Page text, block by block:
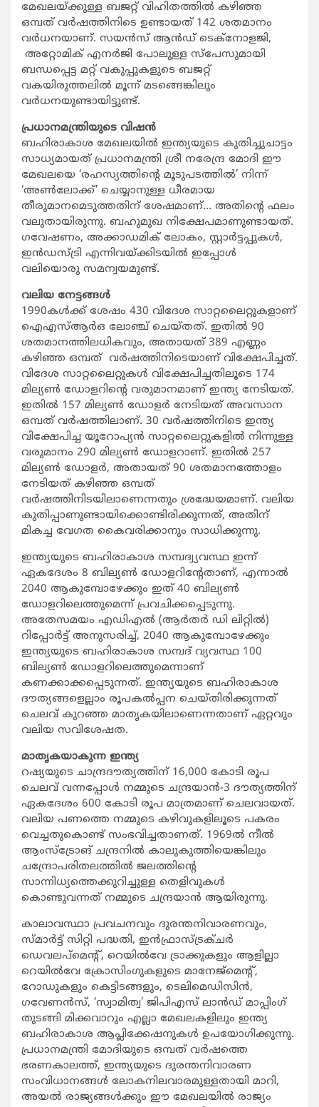
മേഖലയ്ക്കുള്ള ബജറ്റ് വിഹിതത്തില്‍ കഴിഞ്ഞ
ഒമ്പത് വര്‍ഷത്തിനിടെ ഉണ്ടായത് 142 ശതമാനം
വര്‍ധനയാണ്. സയന്‍സ് ആന്‍ഡ് ടെക്‌നോളജി,
അറ്റോമിക് എനര്‍ജി പോലുള്ള സ്‌പേസുമായി
ബന്ധപ്പെട്ട മറ്റ് വകുപ്പുകളുടെ ബജറ്റ്
വകയിരുത്തലില്‍ മൂന്ന് മടങ്ങെങ്കിലും
വര്‍ധനയുണ്ടായിട്ടുണ്ട്.
പ്രധാനമന്ത്രിയുടെ വിഷന്‍
ബഹിരാകാശ മേഖലയില്‍ ഇന്ത്യയുടെ കുതിച്ചുചാട്ടം
സാധ്യമായത് പ്രധാനമന്ത്രി ശ്രീ നരേന്ദ്ര മോദി ഈ
മേഖലയെ ‘രഹസ്യത്തിന്റെ മൂടുപടത്തില്‍’ നിന്ന്
‘അണ്‍ലോക്ക്’ ചെയ്യാനുള്ള ധീരമായ
തീരുമാനമെടുത്തതിന് ശേഷമാണ്… അതിന്റെ ഫലം
വലുതായിരുന്നു. ബഹുമുഖ നിക്ഷേപമാണുണ്ടായത്.
ഗവേഷണം, അക്കാഡമിക് ലോകം, സ്റ്റാര്‍ട്ടപ്പുകള്‍,
ഇന്‍ഡസ്ട്രി എന്നിവയ്ക്കിടയില്‍ ഇപ്പോള്‍
വലിയൊരു സമന്വയമുണ്ട്.
വലിയ നേട്ടങ്ങള്‍
1990കള്‍ക്ക് ശേഷം 430 വിദേശ സാറ്റലൈറ്റുകളാണ്
ഐഎസ്ആര്‍ഒ ലോഞ്ച് ചെയ്തത്. ഇതില്‍ 90
ശതമാനത്തിലധികവും, അതായത് 389 എണ്ണം
കഴിഞ്ഞ ഒമ്പത് വര്‍ഷത്തിനിടെയാണ് വിക്ഷേപിച്ചത്.
വിദേശ സാറ്റലൈറ്റുകള്‍ വിക്ഷേപിച്ചതിലൂടെ 174
മില്യണ്‍ ഡോളറിന്റെ വരുമാനമാണ് ഇന്ത്യ നേടിയത്.
ഇതില്‍ 157 മില്യണ്‍ ഡോളര്‍ നേടിയത് അവസാന
ഒമ്പത് വര്‍ഷത്തിലാണ്. 30 വര്‍ഷത്തിനിടെ ഇന്ത്യ
വിക്ഷേപിച്ച യൂറോപ്യന്‍ സാറ്റലൈറ്റുകളില്‍ നിന്നുള്ള
വരുമാനം 290 മില്യണ്‍ ഡോളറാണ്. ഇതില്‍ 257
മില്യണ്‍ ഡോളര്‍, അതായത് 90 ശതമാനത്തോളം
നേടിയത് കഴിഞ്ഞ ഒമ്പത്
വര്‍ഷത്തിനിടയിലാണെന്നതും ശ്രദ്ധേയമാണ്. വലിയ
കുതിപ്പാണുണ്ടായിക്കൊണ്ടിരിക്കുന്നത്, അതിന്
മികച്ച വേഗത കൈവരിക്കാനും സാധിക്കുന്നു.
ഇന്ത്യയുടെ ബഹിരാകാശ സമ്പദ്വ്യവസ്ഥ ഇന്ന്
ഏകദേശം 8 ബില്യണ്‍ ഡോളറിന്റേതാണ്, എന്നാല്‍
2040 ആകുമ്പോഴേക്കും ഇത് 40 ബില്യണ്‍
ഡോളറിലെത്തുമെന്ന് പ്രവചിക്കപ്പെടുന്നു.
അതേസമയം എഡിഎല്‍ (ആര്‍തര്‍ ഡി ലിറ്റില്‍)
റിപ്പോര്‍ട്ട് അനുസരിച്ച്, 2040 ആകുമ്പോഴേക്കും
ഇന്ത്യയുടെ ബഹിരാകാശ സമ്പദ് വ്യവസ്ഥ 100
ബില്യണ്‍ ഡോളറിലെത്തുമെന്നാണ്
കണക്കാക്കപ്പെടുന്നത്. ഇന്ത്യയുടെ ബഹിരാകാശ
ദൗത്യങ്ങളെല്ലാം രൂപകല്‍പ്പന ചെയ്തിരിക്കുന്നത്
ചെലവ് കുറഞ്ഞ മാതൃകയിലാണെന്നതാണ് ഏറ്റവും
വലിയ സവിശേഷത.
മാതൃകയാകുന്ന ഇന്ത്യ
റഷ്യയുടെ ചാന്ദ്രദൗത്യത്തിന് 16,000 കോടി രൂപ
ചെലവ് വന്നപ്പോള്‍ നമ്മുടെ ചന്ദ്രയാന്‍-3 ദൗത്യത്തിന്
ഏകദേശം 600 കോടി രൂപ മാത്രമാണ് ചെലവായത്.
വലിയ പണത്തെ നമ്മുടെ കഴിവുകളിലൂടെ പകരം
വെച്ചതുകൊണ്ട് സംഭവിച്ചതാണത്. 1969ല്‍ നീല്‍
ആംസ്ട്രോങ് ചന്ദ്രനില്‍ കാലുകുത്തിയെങ്കിലും
ചന്ദ്രോപരിതലത്തില്‍ ജലത്തിന്റെ
സാന്നിധ്യത്തെക്കുറിച്ചുള്ള തെളിവുകള്‍
കൊണ്ടുവന്നത് നമ്മുടെ ചന്ദ്രയാന്‍ ആയിരുന്നു.
കാലാവസ്ഥാ പ്രവചനവും ദുരന്തനിവാരണവും,
സ്മാര്‍ട്ട് സിറ്റി പദ്ധതി, ഇന്‍ഫ്രാസ്ട്രക്ചര്‍
ഡെവലപ്മെന്റ്, റെയില്‍വേ ട്രാക്കുകളും ആളില്ലാ
റെയില്‍വേ ക്രോസിംഗുകളുടെ മാനേജ്മെന്റ്,
റോഡുകളും കെട്ടിടങ്ങളും, ടെലിമെഡിസിന്‍,
ഗവേണന്‍സ്, ‘സ്വാമിത്വ’ ജിപിഎസ് ലാന്‍ഡ് മാപ്പിംഗ്
തുടങ്ങി മിക്കവാറും എല്ലാ മേഖലകളിലും ഇന്ത്യ
ബഹിരാകാശ ആപ്ലിക്കേഷനുകള്‍ ഉപയോഗിക്കുന്നു.
പ്രധാനമന്ത്രി മോദിയുടെ ഒമ്പത് വര്‍ഷത്തെ
ഭരണകാലത്ത്, ഇന്ത്യയുടെ ദുരന്തനിവാരണ
സംവിധാനങ്ങള്‍ ലോകനിലവാരമുള്ളതായി മാറി,
അയല്‍ രാജ്യങ്ങള്‍ക്കും ഈ മേഖലയില്‍ രാജ്യം